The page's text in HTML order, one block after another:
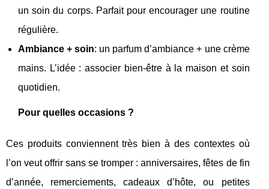
un soin du corps. Parfait pour encourager une routine
régulière.
Ambiance + soin: un parfum d’ambiance + une crème
mains. L’idée : associer bien-être à la maison et soin
quotidien.
Pour quelles occasions ?
Ces produits conviennent très bien à des contextes où
l’on veut offrir sans se tromper : anniversaires, fêtes de fin
d’année, remerciements, cadeaux d’hôte, ou petites